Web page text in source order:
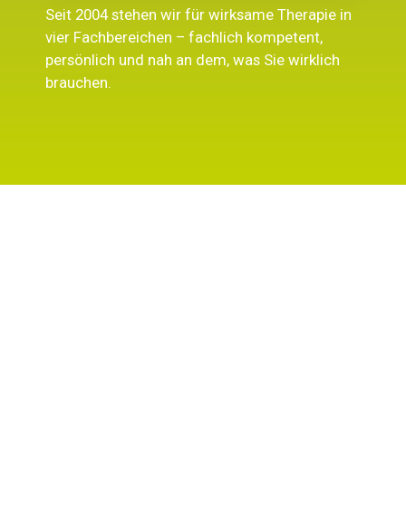
Seit 2004 stehen wir für wirksame Therapie in
vier Fachbereichen – fachlich kompetent,
persönlich und nah an dem, was Sie wirklich
brauchen.